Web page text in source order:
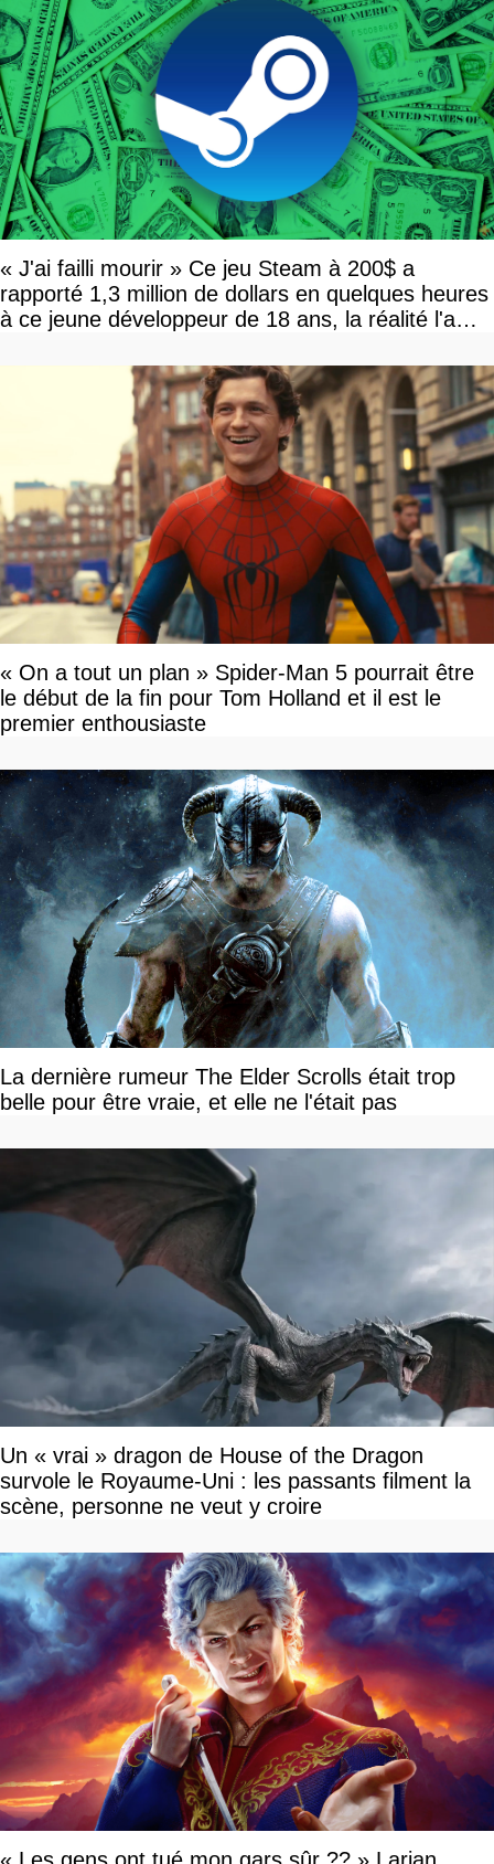
« J'ai failli mourir » Ce jeu Steam à 200$ a
rapporté 1,3 million de dollars en quelques heures
à ce jeune développeur de 18 ans, la réalité l'a
« On a tout un plan » Spider-Man 5 pourrait être
le début de la fin pour Tom Holland et il est le
premier enthousiaste
La dernière rumeur The Elder Scrolls était trop
belle pour être vraie, et elle ne l'était pas
Un « vrai » dragon de House of the Dragon
survole le Royaume-Uni : les passants filment la
scène, personne ne veut y croire